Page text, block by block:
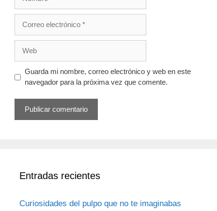
electrónico
Guarda mi nombre, correo electrónico y web en este
navegador para la próxima vez que comente.
Entradas recientes
Curiosidades del pulpo que no te imaginabas